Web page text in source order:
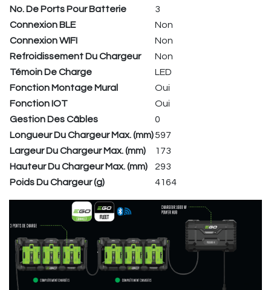
No. De Ports Pour Batterie
3
Connexion BLE
Non
Connexion WIFI
Non
Refroidissement Du Chargeur
Non
Témoin De Charge
LED
Fonction Montage Mural
Oui
Fonction IOT
Oui
Gestion Des Câbles
0
Longueur Du Chargeur Max. (mm)597
Largeur Du Chargeur Max. (mm)
173
Hauteur Du Chargeur Max. (mm)
293
Poids Du Chargeur (g)
4164